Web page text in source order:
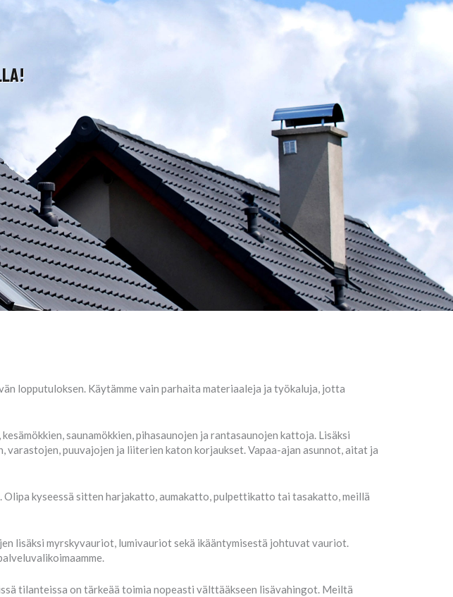
lopputuloksen. Käytämme vain parhaita materiaaleja ja työkaluja, jotta
saunamökkien, pihasaunojen ja rantasaunojen kattoja. Lisäksi
puuvajojen ja liiterien katon korjaukset. Vapaa-ajan asunnot, aitat ja
kyseessä sitten harjakatto, aumakatto, pulpettikatto tai tasakatto, meillä
lisäksi myrskyvauriot, lumivauriot sekä ikääntymisestä johtuvat vauriot.
tilanteissa on tärkeää toimia nopeasti välttääkseen lisävahingot. Meiltä